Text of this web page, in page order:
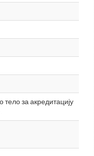
за акредитацију